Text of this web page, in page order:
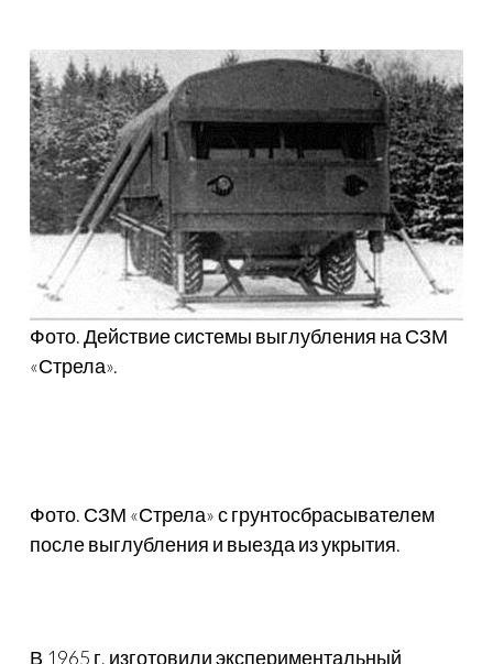
Фото. Действие системы выглубления на СЗМ
«Стрела».
Фото. СЗМ «Стрела» с грунтосбрасывателем
после выглубления и выезда из укрытия.
В 1965 г. изготовили экспериментальный